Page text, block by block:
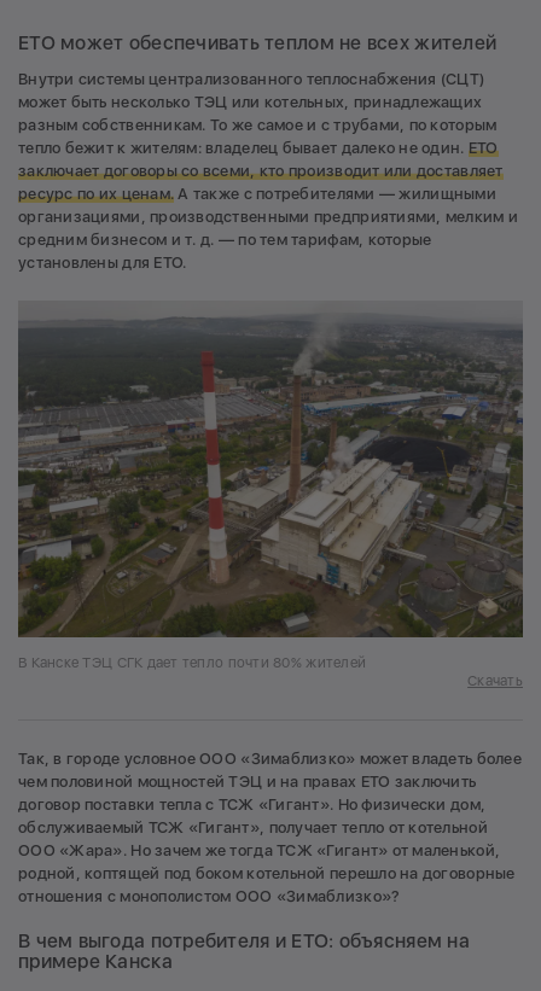
ЕТО может обеспечивать теплом не всех жителей
Внутри системы централизованного теплоснабжения (СЦТ)
может быть несколько ТЭЦ или котельных, принадлежащих
разным собственникам. То же самое и с трубами, по которым
тепло бежит к жителям: владелец бывает далеко не один. ЕТО
заключает договоры со всеми, кто производит или доставляет
ресурс по их ценам. А также с потребителями — жилищными
организациями, производственными предприятиями, мелким и
средним бизнесом и т. д. — по тем тарифам, которые
установлены для ЕТО.
В Канске ТЭЦ СГК дает тепло почти 80% жителей
Скачать
Так, в городе условное ООО «Зимаблизко» может владеть более
чем половиной мощностей ТЭЦ и на правах ЕТО заключить
договор поставки тепла с ТСЖ «Гигант». Но физически дом,
обслуживаемый ТСЖ «Гигант», получает тепло от котельной
ООО «Жара». Но зачем же тогда ТСЖ «Гигант» от маленькой,
родной, коптящей под боком котельной перешло на договорные
отношения с монополистом ООО «Зимаблизко»?
В чем выгода потребителя и ЕТО: объясняем на
примере Канска